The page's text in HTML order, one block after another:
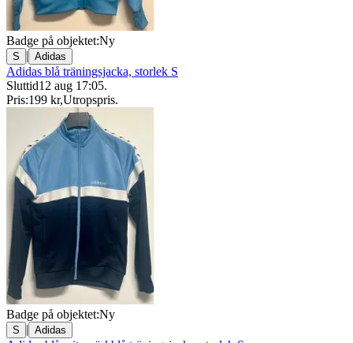
Badge på objektet:Ny
S | Adidas
Adidas blå träningsjacka, storlek S
Sluttid12 aug 17:05.
Pris:199 kr,Utropspris.
Badge på objektet:Ny
S | Adidas